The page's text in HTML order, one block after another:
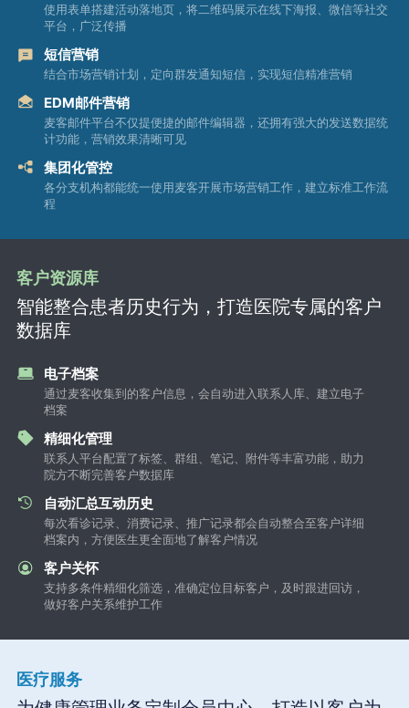
使用表单搭建活动落地页，将二维码展示在线下海报、微信等社交
平台，广泛传播
短信营销
结合市场营销计划，定向群发通知短信，实现短信精准营销
EDM邮件营销
麦客邮件平台不仅提便捷的邮件编辑器，还拥有强大的发送数据统
计功能，营销效果清晰可见
集团化管控
各分支机构都能统一使用麦客开展市场营销工作，建立标准工作流
程
客户资源库
智能整合患者历史行为，打造医院专属的客户
数据库
电子档案
通过麦客收集到的客户信息，会自动进入联系人库、建立电子
档案
精细化管理
联系人平台配置了标签、群组、笔记、附件等丰富功能，助力
院方不断完善客户数据库
自动汇总互动历史
每次看诊记录、消费记录、推广记录都会自动整合至客户详细
档案内，方便医生更全面地了解客户情况
客户关怀
支持多条件精细化筛选，准确定位目标客户，及时跟进回访，
做好客户关系维护工作
医疗服务